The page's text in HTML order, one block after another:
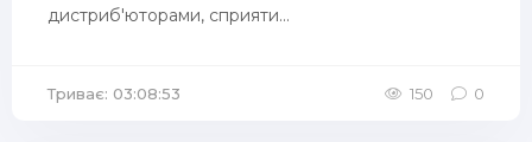
дистриб'юторами, сприяти...
Триває: 03:08:53 150 0